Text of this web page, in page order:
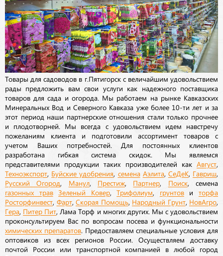
Товары для садоводов в г.Пятигорск с величайшим удовольствием
рады предложить вам свои услуги как надежного поставщика
товаров для сада и огорода. Мы работаем на рынке Кавказских
Минеральных Вод и Северного Кавказа уже более 10-ти лет и за
этот период наши партнерские отношения стали только прочнее
и плодотворней. Мы всегда с удовольствием идем навстречу
пожеланиям клиента и подготовили ассортимент товаров с
учетом Ваших потребностей. Для постоянных клиентов
разработана гибкая система скидок. Мы являемся
представителями продукции таких производителей как Август
Техноэкспорт Буйские удобрения семена Аэлита, СеДеК Гавриш
Русский Огород Манул, Престиж Партнер Поиск, семена
газонных трав Зеленый Ковер,Трифолиум грунтовиторфа
Росторфинвест Фарт, Скорая Помощь Народный Грунт, НовАгро
Гера Питер Пит , Лама Торф и многих других. Мы с удовольствием
проконсультируем Вас по вопросам посева и функциональности
химических препаратов. Предоставляем специальные условия для
оптовиков из всех регионов России. Осуществляем доставку
почтой России или транспортной компанией в любой город